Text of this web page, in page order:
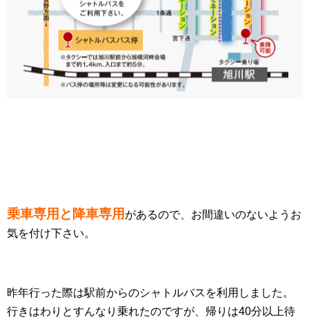
乗車専用と降車専用 があるので、お間違いのないようお
気を付け下さい。
昨年行った際は駅前からのシャトルバスを利用しました。
行きはわりとすんなり乗れたのですが、帰りは40分以上待